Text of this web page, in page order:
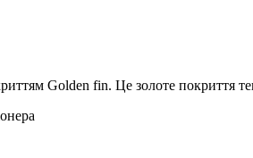
Golden fin. Це золоте покриття